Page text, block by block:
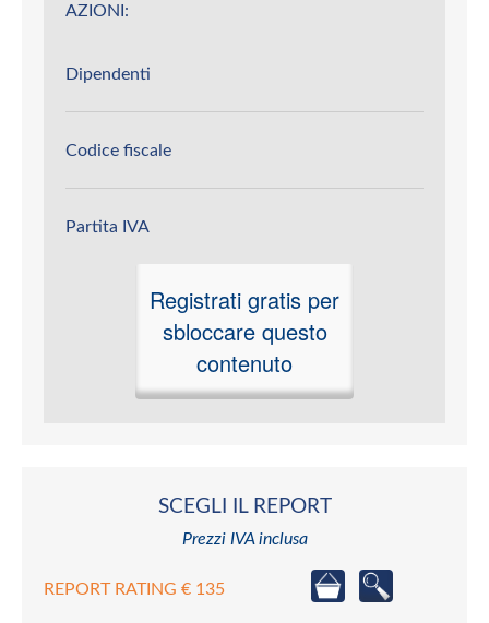
AZIONI:
Dipendenti
Codice fiscale
Partita IVA
Registrati gratis per
sbloccare questo
contenuto
SCEGLI IL REPORT
Prezzi IVA inclusa
REPORT RATING € 135